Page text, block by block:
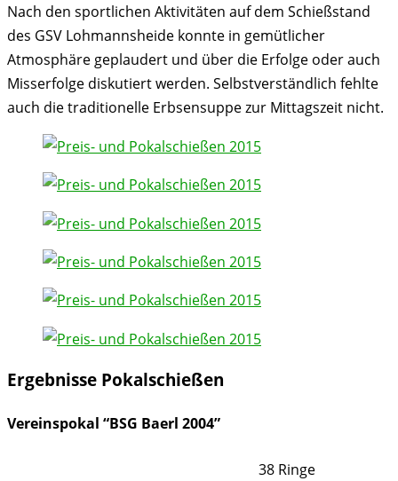
Nach den sportlichen Aktivitäten auf dem Schießstand
des GSV Lohmannsheide konnte in gemütlicher
Atmosphäre geplaudert und über die Erfolge oder auch
Misserfolge diskutiert werden. Selbstverständlich fehlte
auch die traditionelle Erbsensuppe zur Mittagszeit nicht.
Ergebnisse Pokalschießen
Vereinspokal “BSG Baerl 2004”
38 Ringe